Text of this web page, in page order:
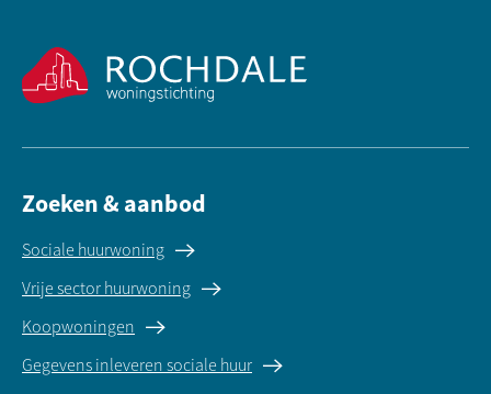
Zoeken & aanbod
Sociale huurwoning
Vrije sector huurwoning
Koopwoningen
Gegevens inleveren sociale huur